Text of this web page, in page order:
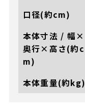
口径(約cm)
本体寸法 / 幅×
奥行×高さ(約c
m)
本体重量(約kg)